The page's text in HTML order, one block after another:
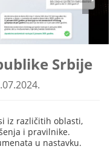
Srbije
iz različitih oblasti,
i pravilnike.
u nastavku.